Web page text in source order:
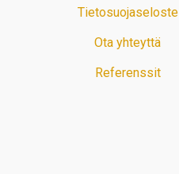
Tietosuojaseloste
Ota yhteyttä
Referenssit